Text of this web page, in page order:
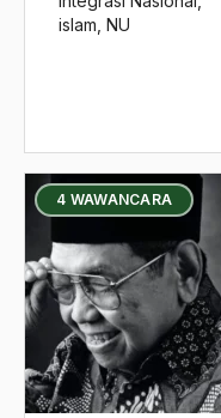
islam NU
4 WAWANCARA
Integritas Kebangsaan
Intelektual Modern
intelektual muslim
Intelektual NU
Intelektual Skularis
Interdependency
interfaith